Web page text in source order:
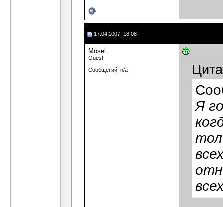
17.04.2007, 18:08
Mosel
Guest
Сообщений: n/a
Я